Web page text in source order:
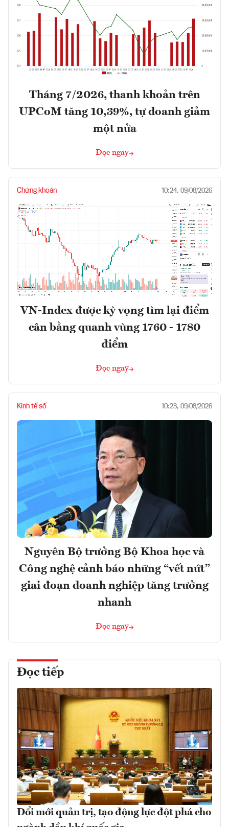
Tháng 7/2026, thanh khoản trên
UPCoM tăng 10,39%, tự doanh giảm
một nửa
Đọc ngay
Chứng khoán 10:24, 09/08/2026
VN-Index được kỳ vọng tìm lại điểm
cân bằng quanh vùng 1760 - 1780
điểm
Đọc ngay
Kinh tế số 10:23, 09/08/2026
Nguyên Bộ trưởng Bộ Khoa học và
Công nghệ cảnh báo những “vết nứt”
giai đoạn doanh nghiệp tăng trưởng
nhanh
Đọc ngay
Đọc tiếp
Đổi mới quản trị, tạo động lực đột phá cho